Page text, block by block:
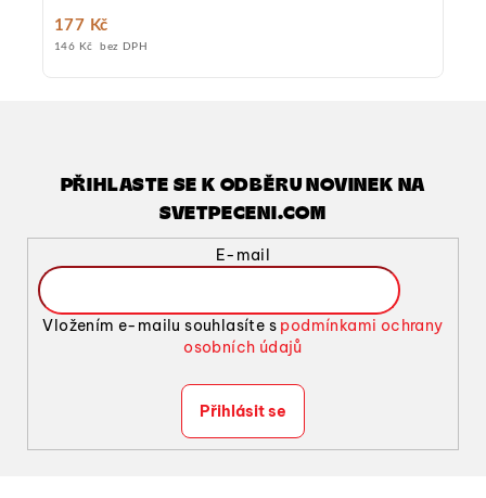
146 Kč bez DPH
177 Kč
gólmana, vyrobených z PLA plastu, který je biologicky
odbouratelný a bezpečný pro styk s potravinami. Zápichy
PŘIHLASTE SE K ODBĚRU NOVINEK NA
SVETPECENI.COM
E-mail
Vložením e-mailu souhlasíte s podmínkami ochrany
osobních údajů
Přihlásit se